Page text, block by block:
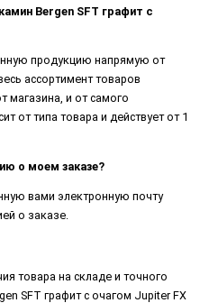
Bergen SFT графит с
продукцию напрямую от
ассортимент товаров
магазина, и от самого
от типа товара и действует от 1
о моем заказе?
вами электронную почту
о заказе.
товара на складе и точного
SFT графит с очагом Jupiter FX